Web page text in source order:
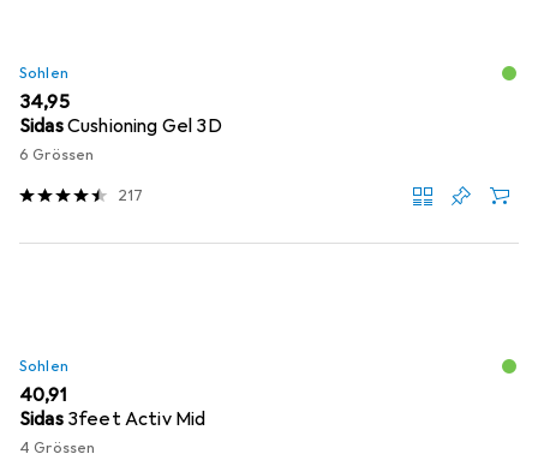
Sohlen
EUR
34,95
SidasCushioning Gel 3D
6 Grössen
217
Sohlen
EUR
40,91
Sidas 3feet Activ Mid
4 Grössen